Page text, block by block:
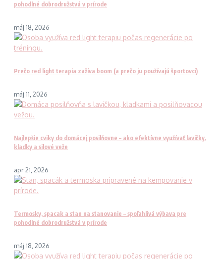
pohodlné dobrodružstvá v prírode
máj 18, 2026
Prečo red light terapia zažíva boom (a prečo ju používajú športovci)
máj 11, 2026
Najlepšie cviky do domácej posilňovne – ako efektívne využívať lavičky,
kladky a silové veže
apr 21, 2026
Termosky, spacak a stan na stanovanie – spoľahlivá výbava pre
pohodlné dobrodružstvá v prírode
máj 18, 2026